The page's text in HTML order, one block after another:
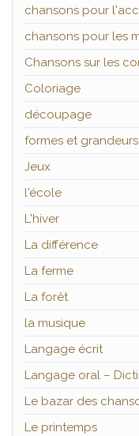
chansons pour
chansons pour les
Chansons sur les
Coloriage
découpage
formes et grandeurs
Jeux
l'école
L'hiver
La différence
La ferme
La forêt
la musique
Langage écrit
Langage oral –
Le bazar des
Le printemps